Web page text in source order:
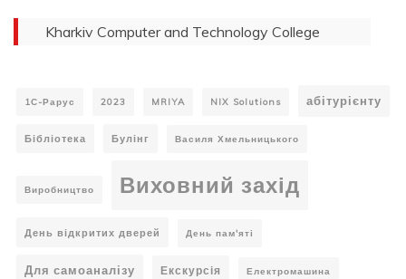
Kharkiv Computer and Technology College
1С-Рарус 2023 MRIYA NIX Solutions абітурієнту
Бібліотека Булінг Василя Хмельницького
Виробництво Виховний захід
День відкритих дверей День пам'яті
Для самоаналізу Екскурсія Електромашина